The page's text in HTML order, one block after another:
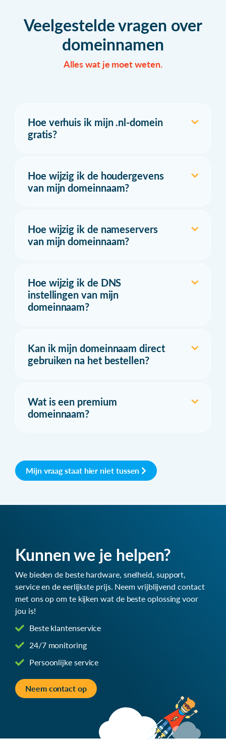
Veelgestelde vragen over
domeinnamen
Alles wat je moet weten.
Hoe verhuis ik mijn .nl-domein
gratis?
Hoe wijzig ik de houdergevens
van mijn domeinnaam?
Hoe wijzig ik de nameservers
van mijn domeinnaam?
Hoe wijzig ik de DNS
instellingen van mijn
domeinnaam?
Kan ik mijn domeinnaam direct
gebruiken na het bestellen?
Wat is een premium
domeinnaam?
Mijn vraag staat hier niet tussen
Kunnen we je helpen?
We bieden de beste hardware, snelheid, support,
service en de eerlijkste prijs. Neem vrijblijvend contact
met ons op om te kijken wat de beste oplossing voor
jou is!
Beste klantenservice
24/7 monitoring
Persoonlijke service
Neem contact op